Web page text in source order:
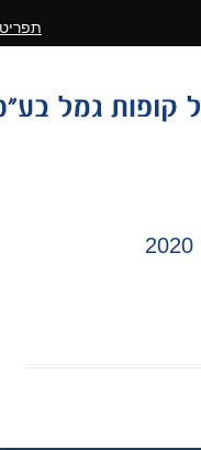
תפריט